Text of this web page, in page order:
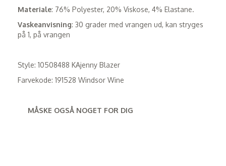
Materiale: 76% Polyester, 20% Viskose, 4% Elastane.
Vaskeanvisning: 30 grader med vrangen ud, kan stryges
på 1, på vrangen
Style: 10508488 KAjenny Blazer
Farvekode: 191528 Windsor Wine
MÅSKE OGSÅ NOGET FOR DIG